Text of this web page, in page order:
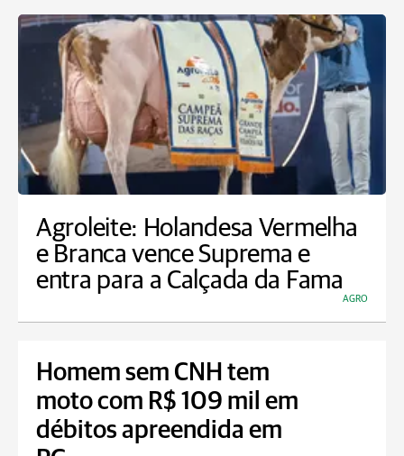
Agroleite: Holandesa Vermelha
e Branca vence Suprema e
entra para a Calçada da Fama
AGRO
Homem sem CNH tem
moto com R$ 109 mil em
débitos apreendida em